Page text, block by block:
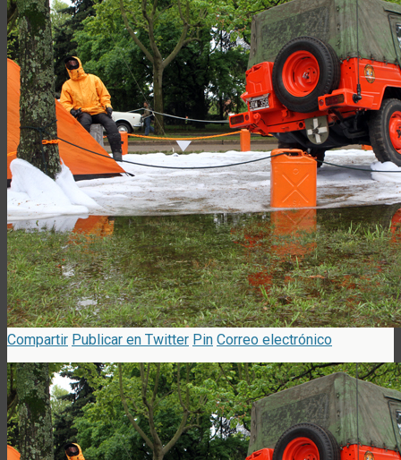
Compartir Publicar en Twitter Pin Correo electrónico